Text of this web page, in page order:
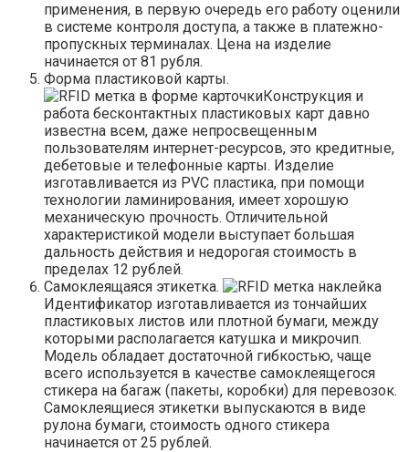
применения, в первую очередь его работу оценили
в системе контроля доступа, а также в платежно-
пропускных терминалах. Цена на изделие
начинается от 81 рубля.
Форма пластиковой карты.
Конструкция и
работа бесконтактных пластиковых карт давно
известна всем, даже непросвещенным
пользователям интернет-ресурсов, это кредитные,
дебетовые и телефонные карты. Изделие
изготавливается из PVC пластика, при помощи
технологии ламинирования, имеет хорошую
механическую прочность. Отличительной
характеристикой модели выступает большая
дальность действия и недорогая стоимость в
пределах 12 рублей.
Самоклеящаяся этикетка.
Идентификатор изготавливается из тончайших
пластиковых листов или плотной бумаги, между
которыми располагается катушка и микрочип.
Модель обладает достаточной гибкостью, чаще
всего используется в качестве самоклеящегося
стикера на багаж (пакеты, коробки) для перевозок.
Самоклеящиеся этикетки выпускаются в виде
рулона бумаги, стоимость одного стикера
начинается от 25 рублей.